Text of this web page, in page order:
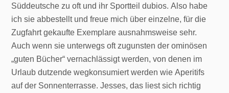
Süddeutsche zu oft und ihr Sportteil dubios. Also habe
ich sie abbestellt und freue mich über einzelne, für die
Zugfahrt gekaufte Exemplare ausnahmsweise sehr.
Auch wenn sie unterwegs oft zugunsten der ominösen
„guten Bücher“ vernachlässigt werden, von denen im
Urlaub dutzende wegkonsumiert werden wie Aperitifs
auf der Sonnenterrasse. Jesses, das liest sich richtig